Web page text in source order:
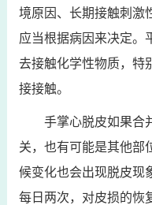
境原因、长期接触刺激
应当根据病因来决定。
去接触化学性物质，特
接接触。
手掌心脱皮如果合
关，也有可能是其他部
候变化也会出现脱皮现
每日两次，对皮损的恢